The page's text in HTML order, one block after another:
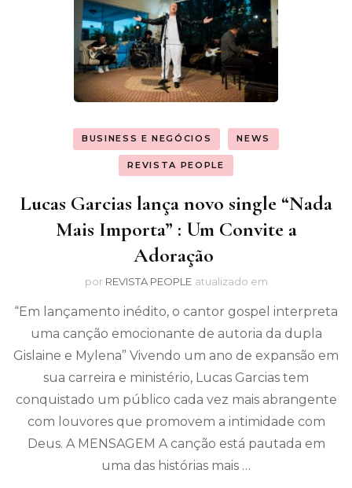
BUSINESS E NEGÓCIOS NEWS
REVISTA PEOPLE
Lucas Garcias lança novo single “Nada
Mais Importa” : Um Convite a
Adoração
por REVISTA PEOPLE atualizado em
“Em lançamento inédito, o cantor gospel interpreta
uma canção emocionante de autoria da dupla
Gislaine e Mylena” Vivendo um ano de expansão em
sua carreira e ministério, Lucas Garcias tem
conquistado um público cada vez mais abrangente
com louvores que promovem a intimidade com
Deus. A MENSAGEM A canção está pautada em
uma das histórias mais …